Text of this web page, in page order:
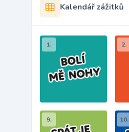
Kalendář zážitků
1. 2.
9. 10.